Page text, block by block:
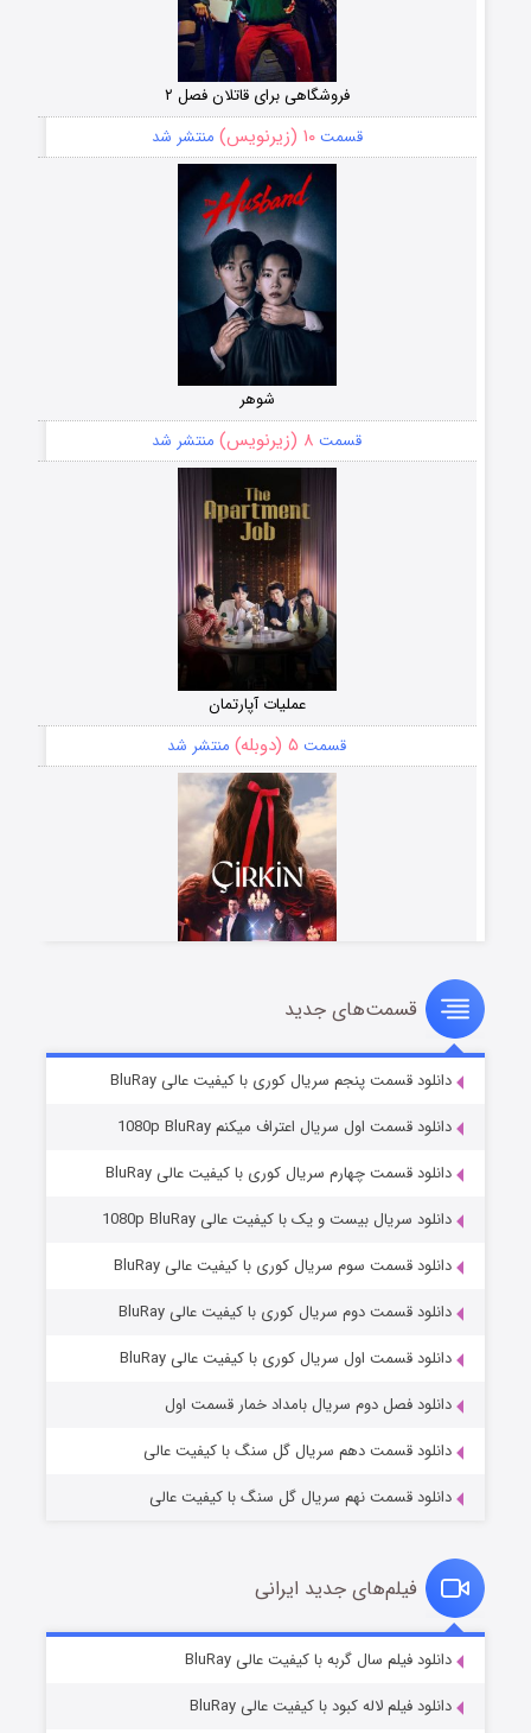
فروشگاهی برای قاتلان فصل ۲
قسمت۱۰ (زیرنویس) منتشر شد
شوهر
قسمت ۸ (زیرنویس) منتشر شد
عملیات آپارتمان
قسمت ۵ (دوبله) منتشر شد
سریال زشت
قسمت۲ (زیرنویس) منتشر شد
مردگان متحرک: شهر مرده ۳
قسمت۲ (زیرنویس) منتشر شد
قسمت۷ (زیرنویس) منتشر شد
قسمت‌های جدید
دانلود قسمت پنجم سریال کوری با کیفیت عالی BluRay
دانلود قسمت اول سریال اعتراف میکنم 1080p BluRay
دانلود قسمت چهارم سریال کوری با کیفیت عالی BluRay
دانلود سریال بیست و یک با کیفیت عالی 1080p BluRay
دانلود قسمت سوم سریال کوری با کیفیت عالی BluRay
دانلود قسمت دوم سریال کوری با کیفیت عالی BluRay
دانلود قسمت اول سریال کوری با کیفیت عالی BluRay
دانلود فصل دوم سریال بامداد خمار قسمت اول
دانلود قسمت دهم سریال گل سنگ با کیفیت عالی
دانلود قسمت نهم سریال گل سنگ با کیفیت عالی
فیلم‌های جدید ایرانی
دانلود فیلم سال گربه با کیفیت عالی BluRay
دانلود فیلم لاله کبود با کیفیت عالی BluRay